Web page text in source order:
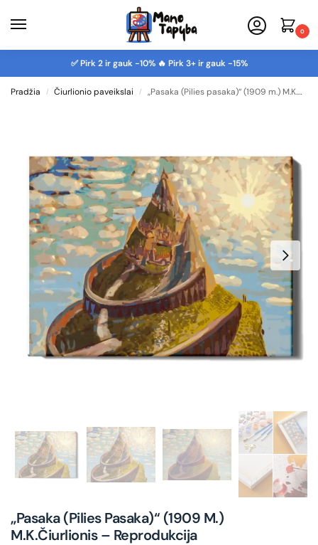
0
✅ Pirk 2 ir gauk -10% 🔥 Pirk 3+ ir gauk -15%
Pradžia / Čiurlionio paveikslai / „Pasaka (Pilies pasaka)“ (1909 m.) M.K.Čiurlionis – reprodukcija
„Pasaka (Pilies Pasaka)“ (1909 M.)
M.K.Čiurlionis – Reprodukcija